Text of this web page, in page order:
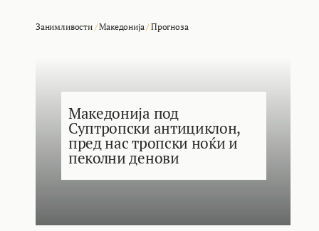
Занимливости/Македонија/Прогноза
Македонија под
Суптропски антициклон,
пред нас тропски ноќи и
пеколни денови